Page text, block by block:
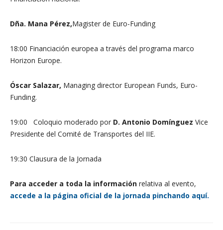
Dña. Mana Pérez,Magister de Euro-Funding
18:00 Financiación europea a través del programa marco
Horizon Europe.
Óscar Salazar, Managing director European Funds, Euro-
Funding.
19:00 Coloquio moderado por D. Antonio Domínguez Vice
Presidente del Comité de Transportes del IIE.
19:30 Clausura de la Jornada
Para acceder a toda la información relativa al evento,
accede a la página oficial de la jornada pinchando aquí.